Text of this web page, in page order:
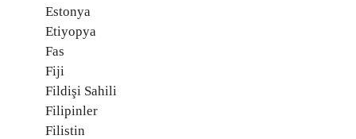
Estonya
Etiyopya
Fas
Fiji
Fildişi Sahili
Filipinler
Filistin